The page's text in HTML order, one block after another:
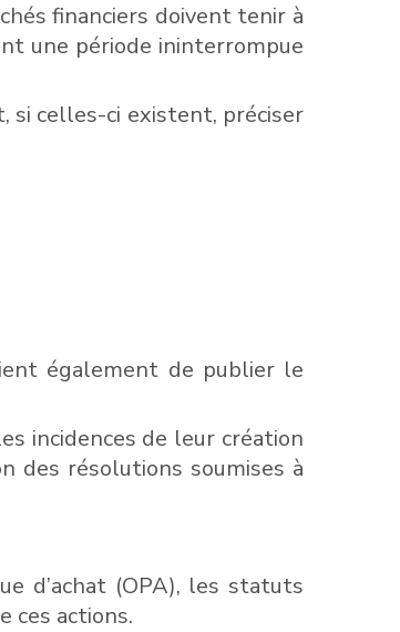
financiers doivent tenir à
une période ininterrompue
si celles-ci existent, préciser
également de publier le
incidences de leur création
des résolutions soumises à
d’achat (OPA), les statuts
ces actions.